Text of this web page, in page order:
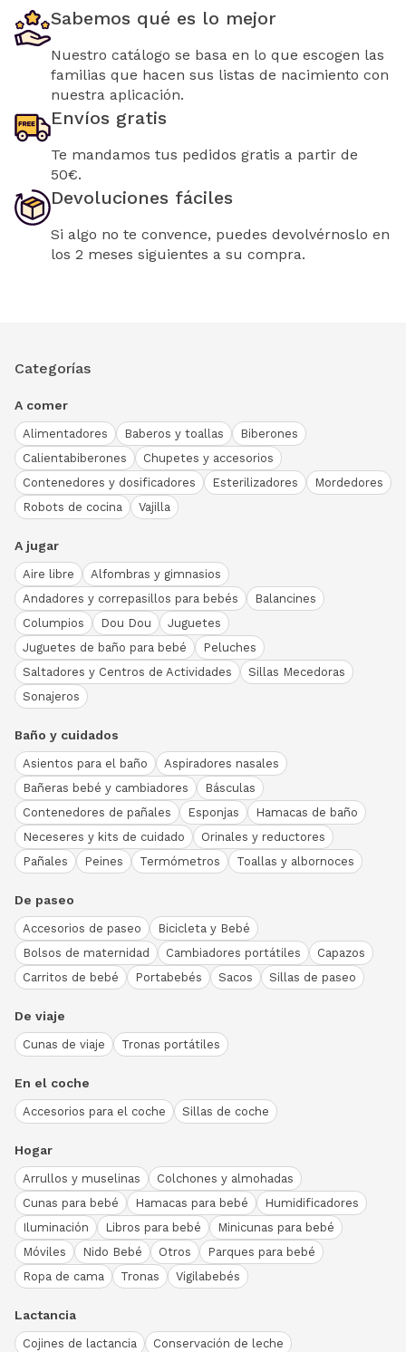
Sabemos qué es lo mejor
Nuestro catálogo se basa en lo que escogen las
familias que hacen sus listas de nacimiento con
nuestra aplicación.
Envíos gratis
Te mandamos tus pedidos gratis a partir de
50€.
Devoluciones fáciles
Si algo no te convence, puedes devolvérnoslo en
los 2 meses siguientes a su compra.
Categorías
A comer
Alimentadores Baberos y toallas
Biberones
Calientabiberones
Chupetes y accesorios
Contenedores y dosificadores
Esterilizadores
Mordedores
Robots de cocina
Vajilla
A jugar
Aire libre
Alfombras y gimnasios
Andadores y correpasillos para bebés
Balancines
Columpios
Dou Dou
Juguetes
Juguetes de baño para bebé
Peluches
Saltadores y Centros de Actividades
Sillas Mecedoras
Sonajeros
Baño y cuidados
Asientos para el baño
Aspiradores nasales
Bañeras bebé y cambiadores
Básculas
Contenedores de pañales
Esponjas
Hamacas de baño
Neceseres y kits de cuidado
Orinales y reductores
Pañales
Peines Termómetros Toallas y albornoces
De paseo
Accesorios de paseo
Bicicleta y Bebé
Bolsos de maternidad
Cambiadores portátiles
Capazos
Carritos de bebé
Portabebés Sacos Sillas de paseo
De viaje
Cunas de viaje Tronas portátiles
En el coche
Accesorios para el coche Sillas de coche
Hogar
Arrullos y muselinas
Colchones y almohadas
Cunas para bebé
Hamacas para bebé
Humidificadores
Iluminación
Libros para bebé
Minicunas para bebé
Móviles
Nido Bebé Otros
Parques para bebé
Ropa de cama
Tronas Vigilabebés
Lactancia
Cojines de lactancia
Conservación de leche